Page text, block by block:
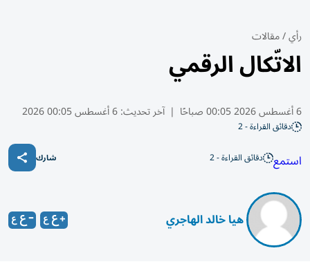
رأي/مقالات
الاتّكال الرقمي
6 أغسطس 2026 00:05 صباحًا | آخر تحديث:6 أغسطس 00:05 2026
دقائق القراءة - 2
استمع دقائق القراءة - 2 شارك
​ هيا خالد الهاجري